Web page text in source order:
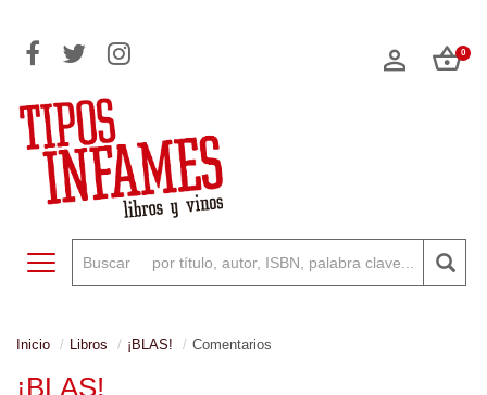
0
Toggle navigation
Inicio Libros ¡BLAS! Comentarios
¡BLAS!